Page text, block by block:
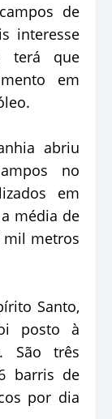
de
interesse
terá que
em
abriu
no
em
média de
mil metros
Santo,
posto à
São três
barris de
por dia